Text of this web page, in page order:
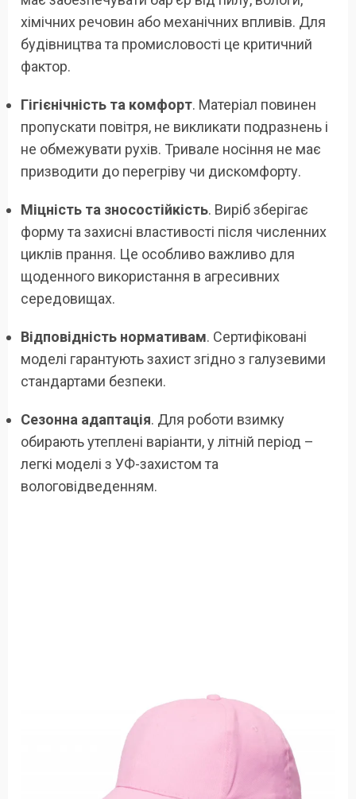
хімічних речовин або механічних впливів. Для
будівництва та промисловості це критичний
фактор.
Гігієнічність та комфорт. Матеріал повинен
пропускати повітря, не викликати подразнень і
не обмежувати рухів. Тривале носіння не має
призводити до перегріву чи дискомфорту.
Міцність та зносостійкість. Виріб зберігає
форму та захисні властивості після численних
циклів прання. Це особливо важливо для
щоденного використання в агресивних
середовищах.
Відповідність нормативам. Сертифіковані
моделі гарантують захист згідно з галузевими
стандартами безпеки.
Сезонна адаптація. Для роботи взимку
обирають утеплені варіанти, у літній період –
легкі моделі з УФ-захистом та
вологовідведенням.